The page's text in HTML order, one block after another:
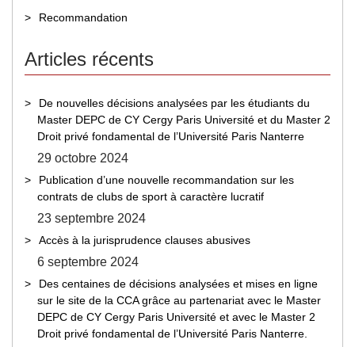
Recommandation
Articles récents
De nouvelles décisions analysées par les étudiants du
Master DEPC de CY Cergy Paris Université et du Master 2
Droit privé fondamental de l’Université Paris Nanterre
29 octobre 2024
Publication d’une nouvelle recommandation sur les
contrats de clubs de sport à caractère lucratif
23 septembre 2024
Accès à la jurisprudence clauses abusives
6 septembre 2024
Des centaines de décisions analysées et mises en ligne
sur le site de la CCA grâce au partenariat avec le Master
DEPC de CY Cergy Paris Université et avec le Master 2
Droit privé fondamental de l’Université Paris Nanterre.